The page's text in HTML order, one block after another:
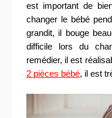
est important de
changer le bébé
grandit, il bouge
difficile lors du
remédier, il est
2 pièces bébé, il est